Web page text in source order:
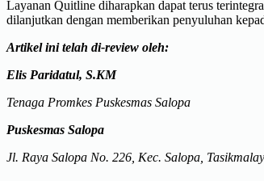
Layanan Quitline diharapkan dapat terus
dilanjutkan dengan memberikan penyuluhan
Artikel ini telah di-review oleh:
Elis Paridatul, S.KM
Tenaga Promkes Puskesmas Salopa
Puskesmas Salopa
Jl. Raya Salopa No. 226, Kec. Salopa,